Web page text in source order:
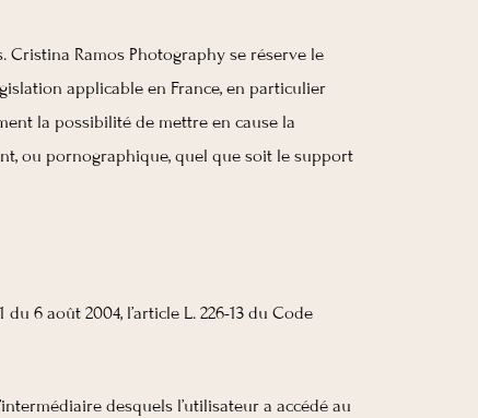
Cristina Ramos Photography se réserve le
applicable en France, en particulier
la possibilité de mettre en cause la
ou pornographique, quel que soit le support
6 août 2004, l’article L. 226-13 du Code
desquels l’utilisateur a accédé au